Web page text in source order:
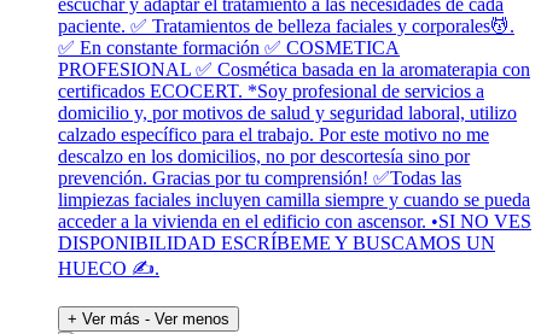
paciente. ✅ Tratamientos de belleza faciales y corporales💆.
✅ En constante formación ✅ COSMETICA
PROFESIONAL ✅ Cosmética basada en la aromaterapia con
certificados ECOCERT. *Soy profesional de servicios a
domicilio y, por motivos de salud y seguridad laboral, utilizo
calzado específico para el trabajo. Por este motivo no me
descalzo en los domicilios, no por descortesía sino por
prevención. Gracias por tu comprensión! ✅Todas las
limpiezas faciales incluyen camilla siempre y cuando se pueda
acceder a la vivienda en el edificio con ascensor. •SI NO VES
DISPONIBILIDAD ESCRÍBEME Y BUSCAMOS UN
HUECO ✍️.
+ Ver más - Ver menos